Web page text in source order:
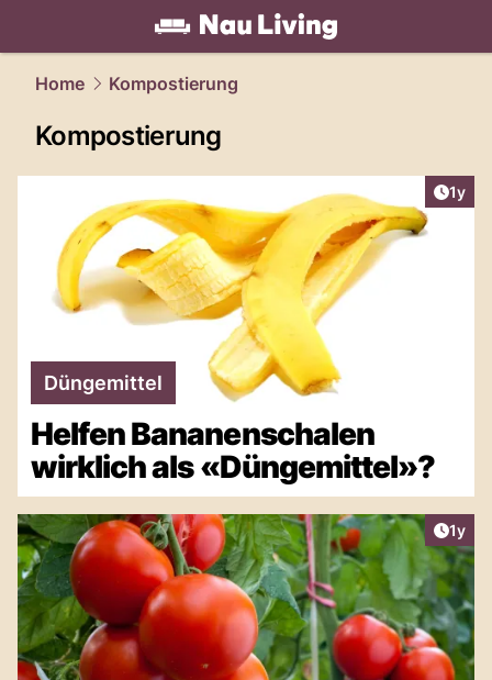
living.NAU.ch
Home Kompostierung
Kompostierung
1y
Düngemittel
Helfen Bananenschalen
wirklich als «Düngemittel»?
1y